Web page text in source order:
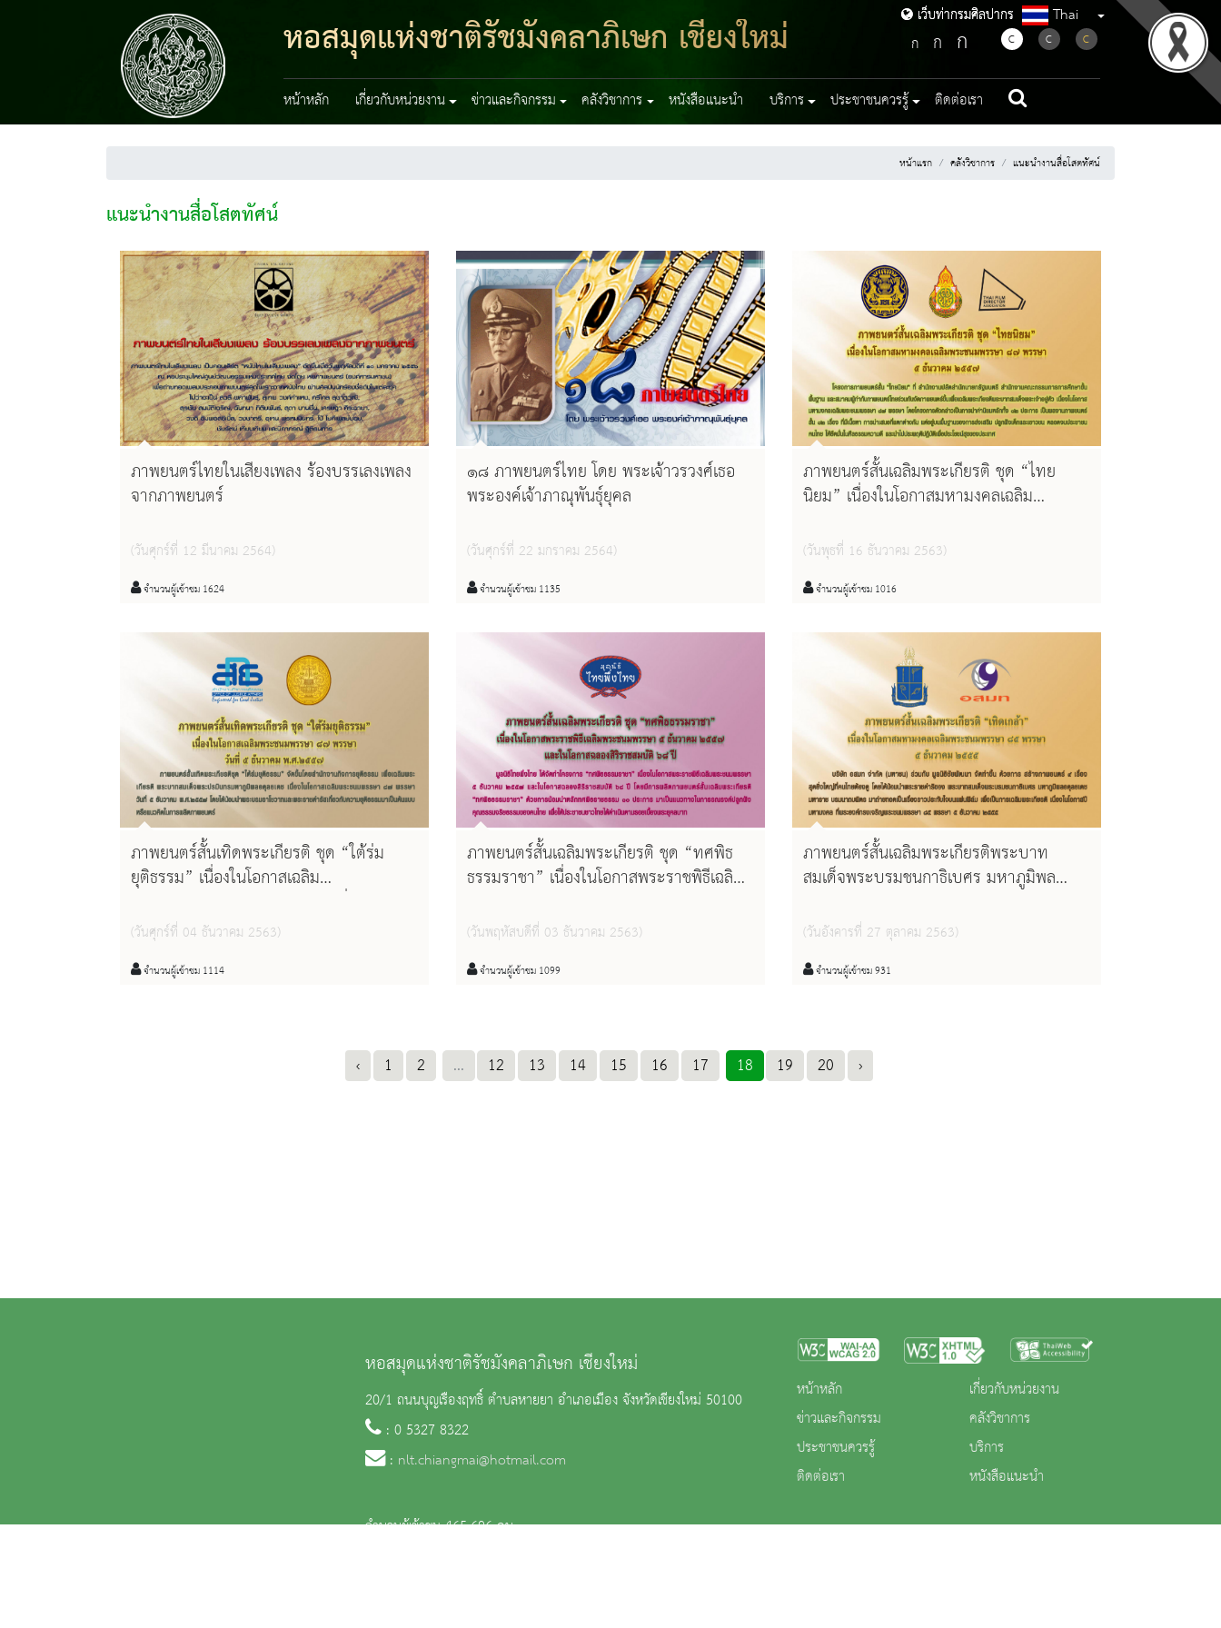
เว็บท่ากรมศิลปากร
หอสมุดแห่งชาติรัชมังคลาภิเษก เชียงใหม่ เว็บท่ากรมศิลปากร Thai
ก ก ก C C C
หน้าหลัก เกี่ยวกับหน่วยงาน ข่าวและกิจกรรม คลังวิชาการ หนังสือแนะนำ บริการ ประชาชนควรรู้ ติดต่อเรา
หน้าแรก คลังวิชาการ แนะนำงานสื่อโสตทัศน์
แนะนำงานสื่อโสตทัศน์
ภาพยนตร์ไทยในเสียงเพลง ร้องบรรเลงเพลง
จากภาพยนตร์
(วันศุกร์ที่ 12 มีนาคม 2564)
จำนวนผู้เข้าชม 1624
๑๘ ภาพยนตร์ไทย โดย พระเจ้าวรวงศ์เธอ
พระองค์เจ้าภาณุพันธุ์ยุคล
(วันศุกร์ที่ 22 มกราคม 2564)
จำนวนผู้เข้าชม 1135
ภาพยนตร์สั้นเฉลิมพระเกียรติ ชุด “ไทย
นิยม” เนื่องในโอกาสมหามงคลเฉลิม
๒๕๕๗
(วันพุธที่ 16 ธันวาคม 2563)
จำนวนผู้เข้าชม 1016
ภาพยนตร์สั้นเทิดพระเกียรติ ชุด “ใต้ร่ม
ยุติธรรม” เนื่องในโอกาสเฉลิม
ธันวาคม พ.ศ.๒๕๕๗
(วันศุกร์ที่ 04 ธันวาคม 2563)
จำนวนผู้เข้าชม 1114
ภาพยนตร์สั้นเฉลิมพระเกียรติ ชุด “ทศพิธ
ธรรมราชา” เนื่องในโอกาสพระราชพิธีเฉลิม
โอกาสฉลองสิริราชสมบัติ ๖๘ ปี
(วันพฤหัสบดีที่ 03 ธันวาคม 2563)
จำนวนผู้เข้าชม 1099
ภาพยนตร์สั้นเฉลิมพระเกียรติพระบาท
สมเด็จพระบรมชนกาธิเบศร มหาภูมิพล
เกล้า” เนื่องในโอกาสมหามงคลเฉลิม
พระชนมพรรษา ๘๕ พรรษา ๕ ธันวาคม
๒๕๕๕
(วันอังคารที่ 27 ตุลาคม 2563)
จำนวนผู้เข้าชม 931
‹ 1 2 ... 12 13 14 15 16 17 18 19 20 ›
หอสมุดแห่งชาติรัชมังคลาภิเษก เชียงใหม่
20/1 ถนนบุญเรืองฤทธิ์ ตำบลหายยา อำเภอเมือง จังหวัดเชียงใหม่ 50100
: 0 5327 8322
: nlt.chiangmai@hotmail.com
จำนวนผู้เข้าชม 465,696 คน
หน้าหลัก
ข่าวและกิจกรรม
ประชาชนควรรู้
ติดต่อเรา
เกี่ยวกับหน่วยงาน
คลังวิชาการ
บริการ
หนังสือแนะนำ